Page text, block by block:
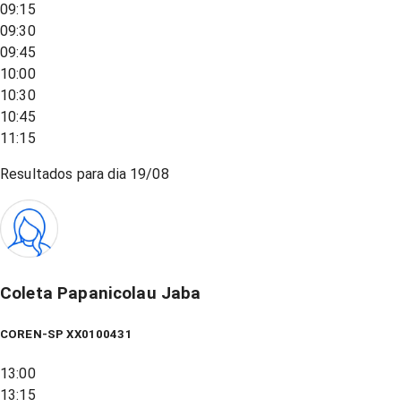
09:15
09:30
09:45
10:00
10:30
10:45
11:15
Resultados para dia 19/08
Coleta Papanicolau Jaba
COREN-SP XX0100431
13:00
13:15